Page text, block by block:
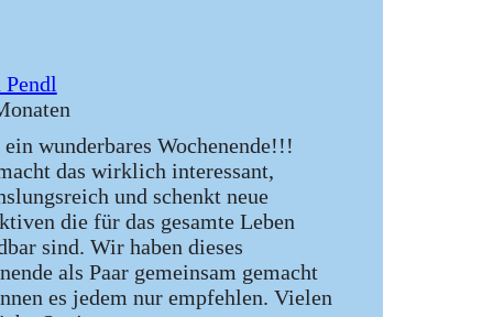
Pendl
ein wunderbares Wochenende!!!
das wirklich interessant,
und schenkt neue
die für das gesamte Leben
sind. Wir haben dieses
als Paar gemeinsam gemacht
es jedem nur empfehlen. Vielen